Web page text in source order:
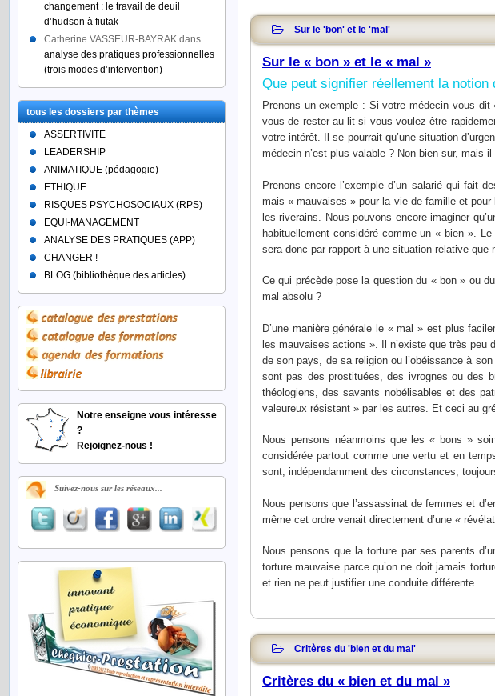
Sur le 'bon' et le 'mal'
Sur le « bon » et le « mal »
Que peut signifier réellement la notion
Prenons un exemple : Si votre médecin vous
vous de rester au lit si vous voulez être
votre intérêt. Il se pourrait qu’une situation
médecin n’est plus valable ? Non bien sur, mais
Prenons encore l’exemple d’un salarié qui fait
mais « mauvaises » pour la vie de famille et
les riverains. Nous pouvons encore imaginer
habituellement considéré comme un « bien ».
sera donc par rapport à une situation relative que
Ce qui précède pose la question du « bon » ou
mal absolu ?
D’une manière générale le « mal » est plus
les mauvaises actions ». Il n’existe que très peu
de son pays, de sa religion ou l’obéissance à
sont pas des prostituées, des ivrognes ou des
théologiens, des savants nobélisables et des
valeureux résistant » par les autres. Et ceci au
Nous pensons néanmoins que les « bons »
considérée partout comme une vertu et en
sont, indépendamment des circonstances,
Nous pensons que l’assassinat de femmes et
même cet ordre venait directement d’une «
Nous pensons que la torture par ses parents
torture mauvaise parce qu’on ne doit jamais
et rien ne peut justifier une conduite différente.
Critères du 'bien et du mal'
Critères du « bien et du mal »
changement : le travail de deuil
d’hudson à fiutak
Catherine VASSEUR-BAYRAK dans
analyse des pratiques professionnelles
(trois modes d’intervention)
tous les dossiers par thèmes
ASSERTIVITE
LEADERSHIP
ANIMATIQUE (pédagogie)
ETHIQUE
RISQUES PSYCHOSOCIAUX (RPS)
EQUI-MANAGEMENT
ANALYSE DES PRATIQUES (APP)
CHANGER !
BLOG (bibliothèque des articles)
Notre enseigne vous intéresse
?
Rejoignez-nous !
Suivez-nous sur les réseaux...